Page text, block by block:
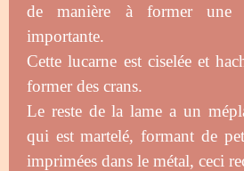
de manière à former une
importante.
Cette lucarne est ciselée et
former des crans.
Le reste de la lame a un
qui est martelé, formant de
imprimées dans le métal, ceci